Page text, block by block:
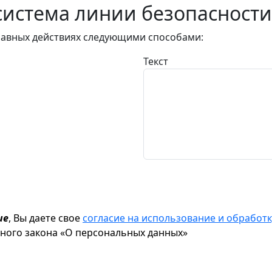
линии безопасности
действиях следующими способами:
Текст
, Вы даете своесогласие на использование и
закона «О персональных данных»